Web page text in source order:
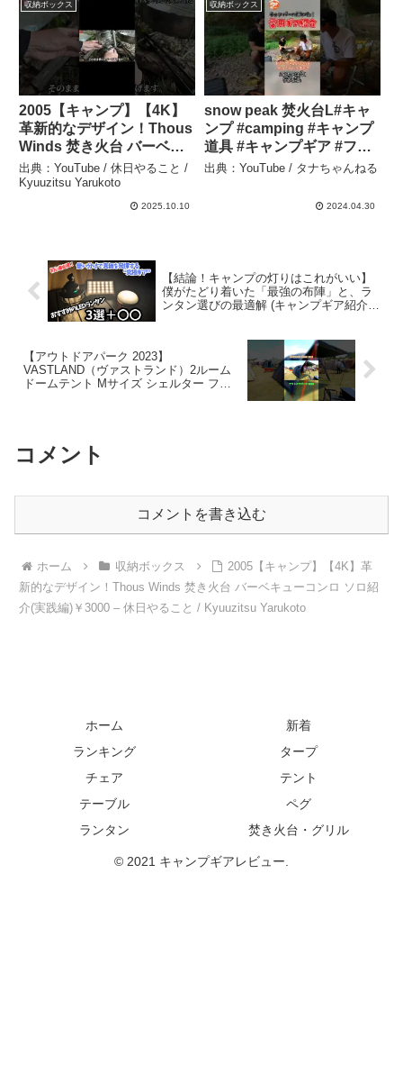
収納ボックス
2005【キャンプ】【4K】
革新的なデザイン！Thous
Winds 焚き火台 バーベキ
ューコンロ ソロ紹介(実践
編)￥3000 #shorts – 休日
やること / Kyuuzitsu
出典：YouTube / 休日やること /
Kyuuzitsu Yarukoto
2025.10.10
収納ボックス
snow peak 焚火台L#キャ
ンプ #camping #キャンプ
道具 #キャンプギア #ファ
ミリーキャンプ – タナちゃ
出典：YouTube / タナちゃんねる
2024.04.30
【結論！キャンプの灯りはこれがいい】
僕がたどり着いた「最強の布陣」と、ラ
ンタン選びの最適解 (キャンプギア紹介)
【アウトドアパーク 2023】
VASTLAND（ヴァストランド）2ルーム
ドームテント Mサイズ シェルター ファ
コメント
コメントを書き込む
ホーム 収納ボックス
2005【キャンプ】【4K】革
新的なデザイン！Thous Winds 焚き火台 バーベキューコンロ ソロ紹
介(実践編)￥3000 – 休日やること / Kyuuzitsu Yarukoto
ホーム
新着
ランキング
タープ
チェア
テント
テーブル
ペグ
ランタン
焚き火台・グリル
© 2021 キャンプギアレビュー.